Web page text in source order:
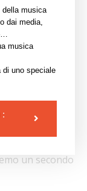
vinto il
le altre date,
l’ora,
in autunno, in
da poco uscito
dalla
il supporto
un secondo
della musica
dai media,
musica
di uno speciale
: